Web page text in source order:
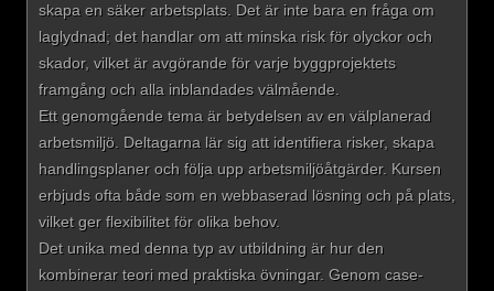
skapa en säker arbetsplats. Det är inte bara en fråga om
laglydnad; det handlar om att minska risk för olyckor och
skador, vilket är avgörande för varje byggprojektets
framgång och alla inblandades välmående.
Ett genomgående tema är betydelsen av en välplanerad
arbetsmiljö. Deltagarna lär sig att identifiera risker, skapa
handlingsplaner och följa upp arbetsmiljöåtgärder. Kursen
erbjuds ofta både som en webbaserad lösning och på plats,
vilket ger flexibilitet för olika behov.
Det unika med denna typ av utbildning är hur den
kombinerar teori med praktiska övningar. Genom case-